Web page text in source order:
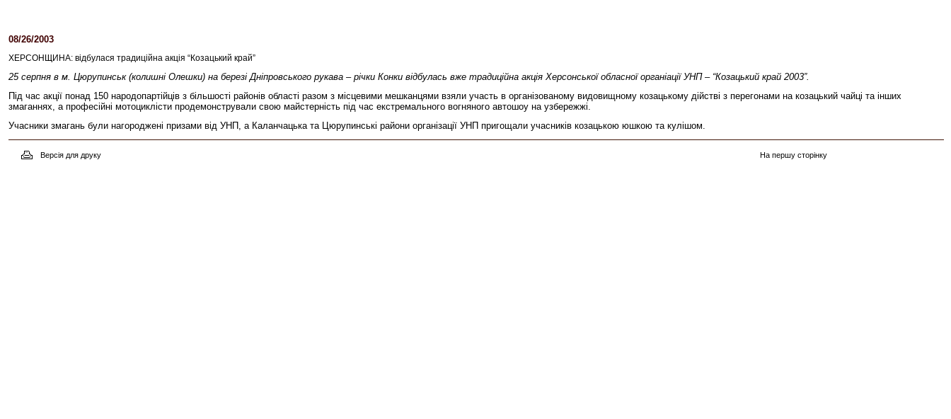
08/26/2003
ХЕРСОНЩИНА: відбулася традиційна акція “Козацький край”
25 серпня в м. Цюрупинськ (колишні Олешки) на березі Дніпровського рукава – річки Конки відбулась вже традиційна акція Херсонської обласної органіації УНП – “Козацький край 2003”.
Під час акції понад 150 народопартійців з більшості районів області разом з місцевими мешканцями взяли участь в організованому видовищному козацькому дійстві з перегонами на козацький чайці та інших
змаганнях, а професійні мотоциклісти продемонстрували свою майстерність під час екстремального вогняного автошоу на узбережжі.
Учасники змагань були нагороджені призами від УНП, а Каланчацька та Цюрупинські райони організації УНП пригощали учасників козацькою юшкою та кулішом.
Версія для друку На першу сторінку